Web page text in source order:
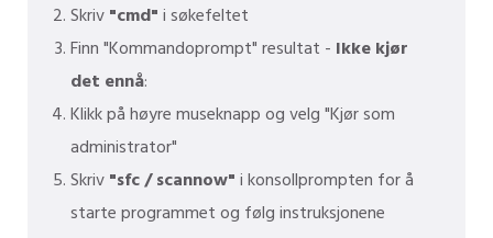
Skriv"cmd"i søkefeltet
Finn "Kommandoprompt" resultat - Ikke kjør
det ennå:
Klikk på høyre museknapp og velg "Kjør som
administrator"
Skriv"sfc / scannow"i konsollprompten for å
starte programmet og følg instruksjonene